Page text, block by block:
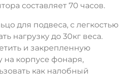
составляет 70 часов.
для подвеса, с легкостью
нагрузку до 30кг веса.
и закрепленную
на корпусе фонаря,
как налобный